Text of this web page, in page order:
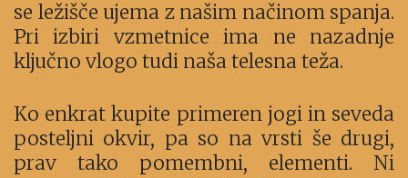
se ležišče ujema z našim načinom spanja.
Pri izbiri vzmetnice ima ne nazadnje
ključno vlogo tudi naša telesna teža.
Ko enkrat kupite primeren jogi in seveda
posteljni okvir, pa so na vrsti še drugi,
prav tako pomembni, elementi. Ni